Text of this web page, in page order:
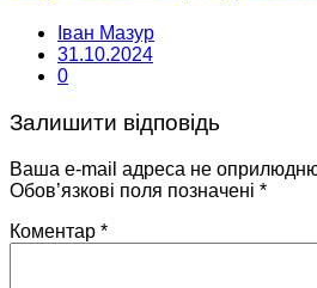
Іван Мазур
31.10.2024
0
Залишити відповідь
Ваша e-mail адреса не
Обов’язкові поля позначені *
Коментар *